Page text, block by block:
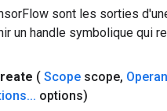
sont les sorties
un handle symbolique qui
( Scope scope,
... options)